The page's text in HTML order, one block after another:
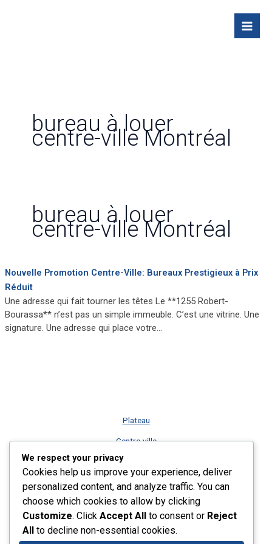
bureau à louer
centre-ville Montréal
bureau à louer
centre-ville Montréal
Nouvelle Promotion Centre-Ville: Bureaux Prestigieux à Prix
Réduit
Une adresse qui fait tourner les têtes Le **1255 Robert-
Bourassa** n’est pas un simple immeuble. C’est une vitrine. Une
signature. Une adresse qui place votre…
Plateau
Centre-ville
Vieux-Montréal
Rive-Sud
Nos services
Plus récents listings
We respect your privacy
Cookies help us improve your experience, deliver
personalized content, and analyze traffic. You can
choose which cookies to allow by clicking
Customize. Click Accept All to consent or Reject
All to decline non-essential cookies.